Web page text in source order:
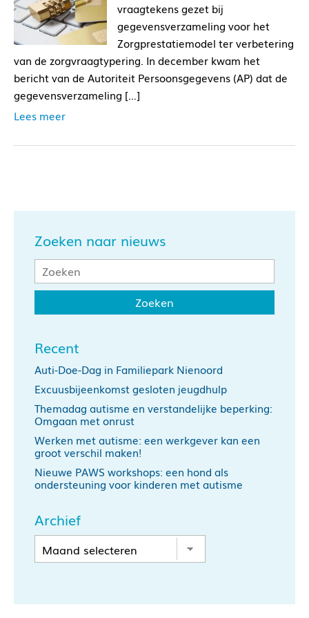
vraagtekens gezet bij
gegevensverzameling voor het
Zorgprestatiemodel ter verbetering
van de zorgvraagtypering. In december kwam het
bericht van de Autoriteit Persoonsgegevens (AP) dat de
gegevensverzameling […]
Lees meer
Zoeken naar nieuws
Recent
Auti-Doe-Dag in Familiepark Nienoord
Excuusbijeenkomst gesloten jeugdhulp
Themadag autisme en verstandelijke beperking:
Omgaan met onrust
Werken met autisme: een werkgever kan een
groot verschil maken!
Nieuwe PAWS workshops: een hond als
ondersteuning voor kinderen met autisme
Archief